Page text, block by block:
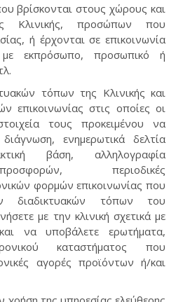
βρίσκονται στους χώρους και
Κλινικής, προσώπων που
ή έρχονται σε επικοινωνία
εκπρόσωπο, προσωπικό ή
τόπων της Κλινικής και
επικοινωνίας στις οποίες οι
τους προκειμένου να
ενημερωτικά δελτία
βάση, αλληλογραφία
προσφορών, περιοδικές
φορμών επικοινωνίας που
διαδικτυακών τόπων του
με την κλινική σχετικά με
να υποβάλετε ερωτήματα,
καταστήματος που
αγορές προϊόντων ή/και